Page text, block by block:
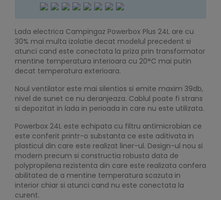
Lada electrica Campingaz Powerbox Plus 24L are cu
30% mai multa izolatie decat modelul precedent si
atunci cand este conectata la priza prin transformator
mentine temperatura interioara cu 20°C mai putin
decat temperatura exterioara.
Noul ventilator este mai silentios si emite maxim 39db,
nivel de sunet ce nu deranjeaza. Cablul poate fi strans
si depozitat in lada in perioada in care nu este utilizata.
Powerbox 24L este echipata cu filtru antimicrobian ce
este conferit printr-o substanta ce este aditivata in
plasticul din care este realizat liner-ul. Design-ul nou si
modern precum si constructia robusta data de
polypropilena rezistenta din care este realizata confera
abilitatea de a mentine temperatura scazuta in
interior chiar si atunci cand nu este conectata la
curent.